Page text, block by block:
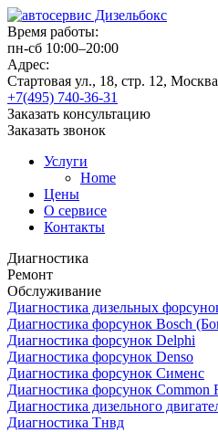
Время работы:
пн-сб 10:00–20:00
Адрес:
Стартовая ул., 18, стр. 12,
+7(495) 740-36-31
Заказать консультацию
Заказать звонок
Услуги
Home
Цены
О сервисе
Контакты
Диагностика
Ремонт
Обслуживание
Диагностика дизельных
Диагностика форсунок Bosch
Диагностика форсунок Delphi
Диагностика форсунок Denso
Диагностика форсунок Сименс
Диагностика форсунок Common
Диагностика дизельного
Диагностика Тнвд